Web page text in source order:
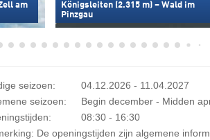
am
Königsleiten (2.315 m) – Wald im
Pinzgau
seizoen:
04.12.2026 - 11.04.2027
seizoen:
Begin december - Midden
08:30 - 16:30
De openingstijden zijn algemene